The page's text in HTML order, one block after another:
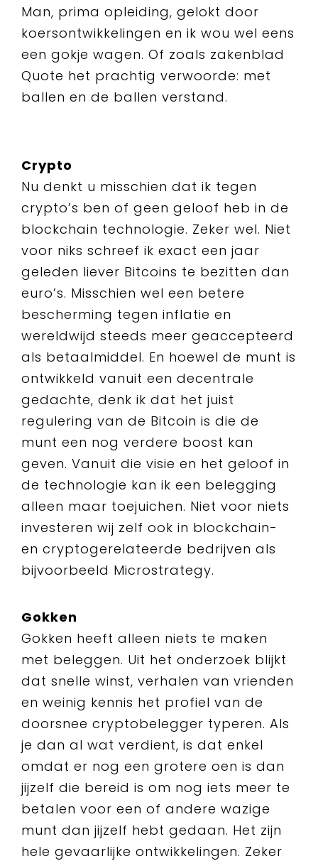
Man, prima opleiding, gelokt door
koersontwikkelingen en ik wou wel eens
een gokje wagen. Of zoals zakenblad
Quote het prachtig verwoorde: met
ballen en de ballen verstand.
Crypto
Nu denkt u misschien dat ik tegen
crypto’s ben of geen geloof heb in de
blockchain technologie. Zeker wel. Niet
voor niks schreef ik exact een jaar
geleden liever Bitcoins te bezitten dan
euro’s. Misschien wel een betere
bescherming tegen inflatie en
wereldwijd steeds meer geaccepteerd
als betaalmiddel. En hoewel de munt is
ontwikkeld vanuit een decentrale
gedachte, denk ik dat het juist
regulering van de Bitcoin is die de
munt een nog verdere boost kan
geven. Vanuit die visie en het geloof in
de technologie kan ik een belegging
alleen maar toejuichen. Niet voor niets
investeren wij zelf ook in blockchain-
en cryptogerelateerde bedrijven als
bijvoorbeeld Microstrategy.
Gokken
Gokken heeft alleen niets te maken
met beleggen. Uit het onderzoek blijkt
dat snelle winst, verhalen van vrienden
en weinig kennis het profiel van de
doorsnee cryptobelegger typeren. Als
je dan al wat verdient, is dat enkel
omdat er nog een grotere oen is dan
jijzelf die bereid is om nog iets meer te
betalen voor een of andere wazige
munt dan jijzelf hebt gedaan. Het zijn
hele gevaarlijke ontwikkelingen. Zeker